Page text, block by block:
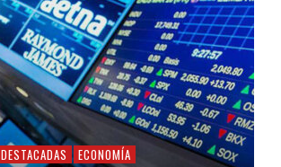
DESTACADAS ECONOMÍA